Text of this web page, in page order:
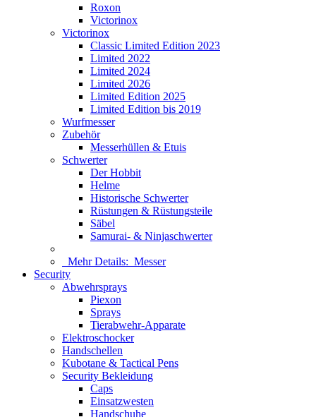
Roxon
Victorinox
Victorinox
Classic Limited Edition 2023
Limited 2022
Limited 2024
Limited 2026
Limited Edition 2025
Limited Edition bis 2019
Wurfmesser
Zubehör
Messerhüllen & Etuis
Schwerter
Der Hobbit
Helme
Historische Schwerter
Rüstungen & Rüstungsteile
Säbel
Samurai- & Ninjaschwerter
Mehr Details: Messer
Security
Abwehrsprays
Piexon
Sprays
Tierabwehr-Apparate
Elektroschocker
Handschellen
Kubotane & Tactical Pens
Security Bekleidung
Caps
Einsatzwesten
Handschuhe